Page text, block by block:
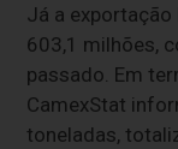
Já a exportação
603,1 milhões,
passado. Em
CamexStat
toneladas,